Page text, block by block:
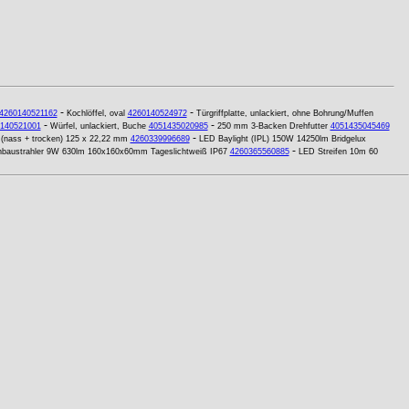
4260140521162- Kochlöffel, oval 4260140524972- Türgriffplatte, unlackiert, ohne Bohrung/Muffen
- Würfel, unlackiert, Buche 4051435020985- 250 mm 3-Backen Drehfutter 4051435045469
+ trocken) 125 x 22,22 mm 4260339996689- LED Baylight (IPL) 150W 14250lm Bridgelux
9W 630lm 160x160x60mm Tageslichtweiß IP67 4260365560885- LED Streifen 10m 60